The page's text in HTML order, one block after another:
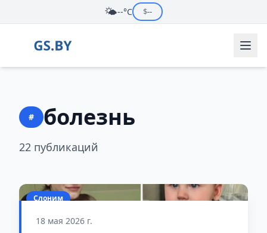
🌤️--°C $--
# болезнь
22 публикаций
Слоним
18 мая 2026 г.